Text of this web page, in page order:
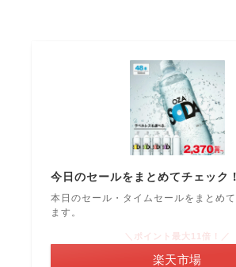
今日のセールをまとめてチェック！
本日のセール・タイムセールをまとめ
ます。
＼ポイント最大11倍！／
楽天市場